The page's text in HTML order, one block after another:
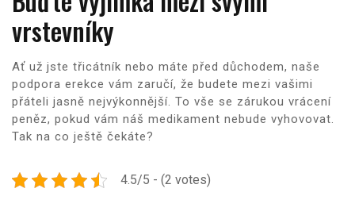
vrstevníky
Ať už jste třicátník nebo máte před důchodem, naše
podpora erekce vám zaručí, že budete mezi vašimi
přáteli jasně nejvýkonnější. To vše se zárukou vrácení
peněz, pokud vám náš medikament nebude vyhovovat.
Tak na co ještě čekáte?
4.5/5 - (2 votes)